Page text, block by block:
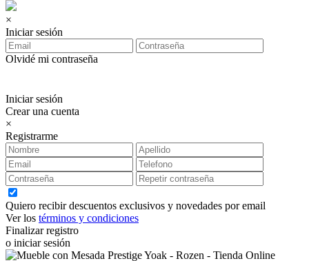
×
Iniciar sesión
Olvidé mi contraseña
Iniciar sesión
Crear una cuenta
×
Registrarme
Quiero recibir descuentos exclusivos y novedades por email
Ver los términos y condiciones
Finalizar registro
o iniciar sesión